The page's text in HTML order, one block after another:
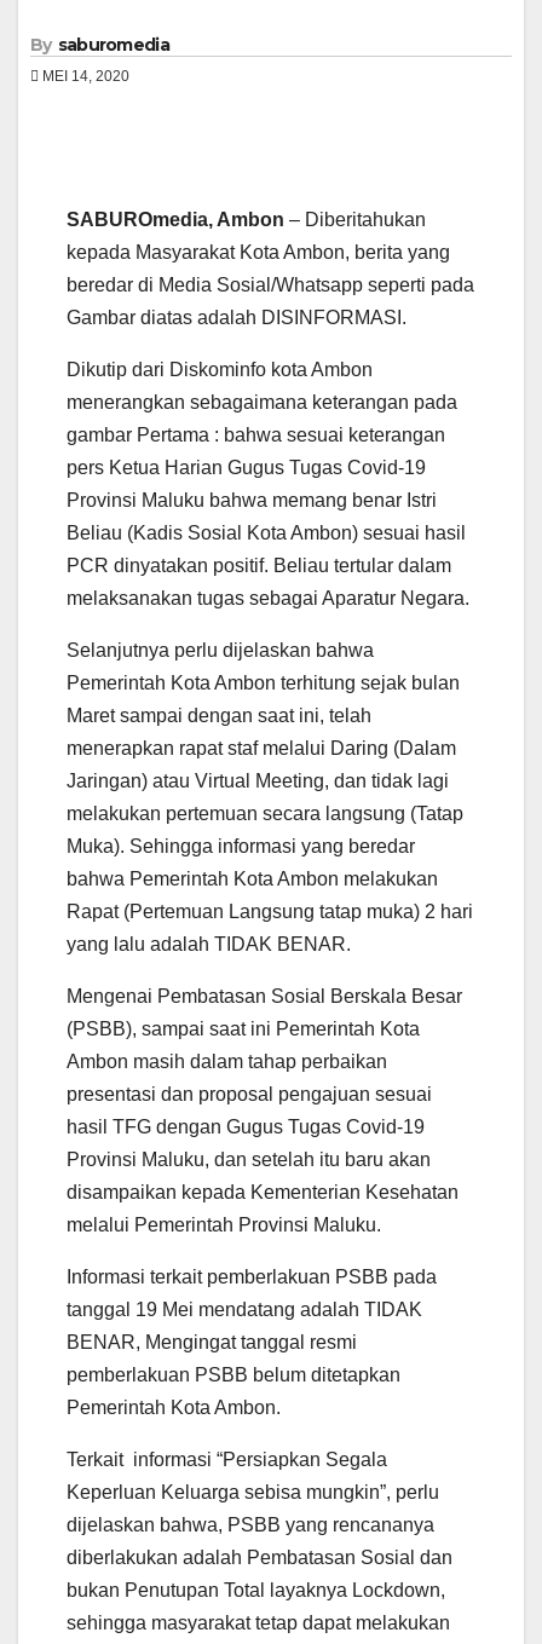
By saburomedia
MEI 14, 2020
SABUROmedia, Ambon – Diberitahukan
kepada Masyarakat Kota Ambon, berita yang
beredar di Media Sosial/Whatsapp seperti pada
Gambar diatas adalah DISINFORMASI.
Dikutip dari Diskominfo kota Ambon
menerangkan sebagaimana keterangan pada
gambar Pertama : bahwa sesuai keterangan
pers Ketua Harian Gugus Tugas Covid-19
Provinsi Maluku bahwa memang benar Istri
Beliau (Kadis Sosial Kota Ambon) sesuai hasil
PCR dinyatakan positif. Beliau tertular dalam
melaksanakan tugas sebagai Aparatur Negara.
Selanjutnya perlu dijelaskan bahwa
Pemerintah Kota Ambon terhitung sejak bulan
Maret sampai dengan saat ini, telah
menerapkan rapat staf melalui Daring (Dalam
Jaringan) atau Virtual Meeting, dan tidak lagi
melakukan pertemuan secara langsung (Tatap
Muka). Sehingga informasi yang beredar
bahwa Pemerintah Kota Ambon melakukan
Rapat (Pertemuan Langsung tatap muka) 2 hari
yang lalu adalah TIDAK BENAR.
Mengenai Pembatasan Sosial Berskala Besar
(PSBB), sampai saat ini Pemerintah Kota
Ambon masih dalam tahap perbaikan
presentasi dan proposal pengajuan sesuai
hasil TFG dengan Gugus Tugas Covid-19
Provinsi Maluku, dan setelah itu baru akan
disampaikan kepada Kementerian Kesehatan
melalui Pemerintah Provinsi Maluku.
Informasi terkait pemberlakuan PSBB pada
tanggal 19 Mei mendatang adalah TIDAK
BENAR, Mengingat tanggal resmi
pemberlakuan PSBB belum ditetapkan
Pemerintah Kota Ambon.
Terkait informasi “Persiapkan Segala
Keperluan Keluarga sebisa mungkin”, perlu
dijelaskan bahwa, PSBB yang rencananya
diberlakukan adalah Pembatasan Sosial dan
bukan Penutupan Total layaknya Lockdown,
sehingga masyarakat tetap dapat melakukan